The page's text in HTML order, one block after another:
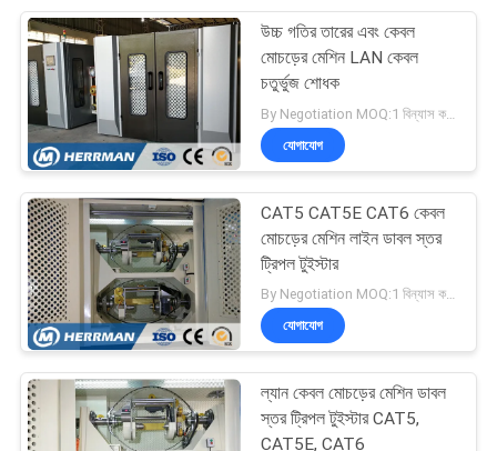
যোগাযোগ
করুন
খবর
উদ্ধৃতির
জন্য
আবেদন
সাইট
ম্যাপ
ফাইবার অপটিক ক্যাবল
মেকিং মেশিন
তারের এক্সট্রুশন মেশিন
24
উচ্চ গতির তারের এবং কেবল
মোচড়ের মেশিন LAN কেবল
চতুর্ভুজ শোধক
যোগাযোগ
CAT5 CAT5E CAT6 কেবল
মোচড়ের মেশিন লাইন ডাবল স্তর
ট্রিপল টুইস্টার
By Negotiation MOQ:1 বিন্যাস করুন
যোগাযোগ
ল্যান কেবল মোচড়ের মেশিন ডাবল
স্তর ট্রিপল টুইস্টার CAT5,
CAT5E, CAT6